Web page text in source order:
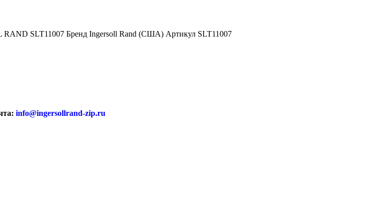
SLT11007 Бренд Ingersoll Rand (США) Артикул SLT11007
info@ingersollrand-zip.ru